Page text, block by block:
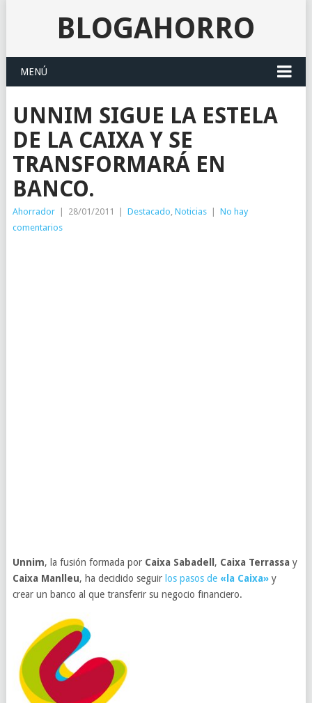
BLOGAHORRO
MENÚ
UNNIM SIGUE LA ESTELA
DE LA CAIXA Y SE
TRANSFORMARÁ EN
BANCO.
Ahorrador 28/01/2011 Destacado, Noticias
No hay
comentarios
Unnim, la fusión formada por Caixa Sabadell , Caixa Terrassa y
Caixa Manlleu, ha decidido seguir los pasos de «la Caixa» y
crear un banco al que transferir su negocio financiero.